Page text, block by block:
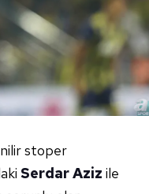
stoper
Serdar Aziz ile